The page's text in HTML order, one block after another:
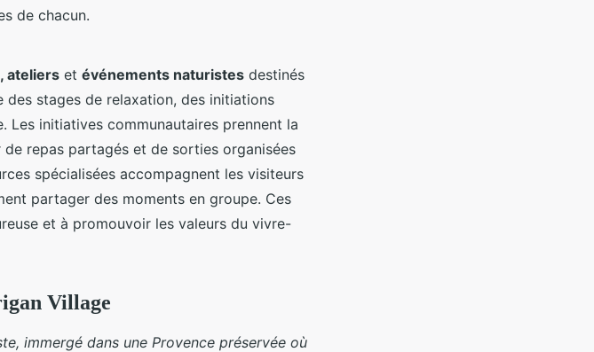
de chacun.
ateliers et événements naturistes destinés
stages de relaxation, des initiations
Les initiatives communautaires prennent la
repas partagés et de sorties organisées
spécialisées accompagnent les visiteurs
partager des moments en groupe. Ces
et à promouvoir les valeurs du vivre-
Village
immergé dans une Provence préservée où